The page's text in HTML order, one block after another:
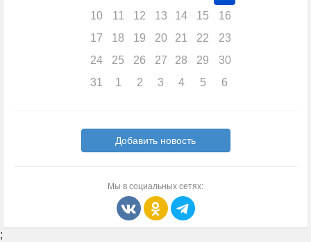
10
11 12 13 14 15
16
17
18 19 20 21 22
23
24
25 26 27 28 29
30
31
1 2 3 4 5 6
Добавить новость
Мы в социальных сетях:
;